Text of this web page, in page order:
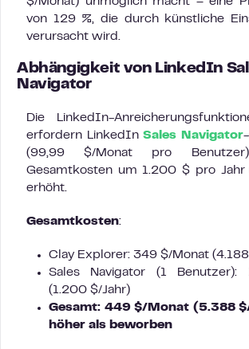
von 129 %, die durch künstliche
verursacht wird.
Abhängigkeit von LinkedIn
Navigator
Die LinkedIn-
erfordern LinkedInSales Navigator
(99,99 $/Monat pro
Gesamtkosten um 1.200 $ pro Jahr
erhöht.
Gesamtkosten:
Clay Explorer: 349 $/Monat
Sales Navigator (1 Benutzer):
(1.200 $/Jahr)
Gesamt: 449 $/Monat (5.388
höher als beworben